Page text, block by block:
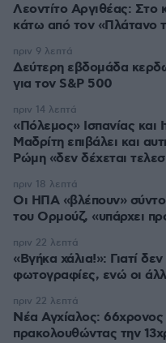
Λεοντίτο Αργιθέας: Στο
κάτω από τον «Πλάτανο
Δεύτερη εβδομάδα
για τον S&P 500
πριν 9 λεπτά
«Πόλεμος» Ισπανίας
Μαδρίτη επιβάλει και
Ρώμη «δεν δέχεται
πριν 14 λεπτά
Οι ΗΠΑ «βλέπουν» σύντομα μια συμφωνία για τα Στενά
του Ορμούζ, «υπάρχει
πριν 18 λεπτά
«Βγήκα χάλια!»: Γιατί
φωτογραφίες, ενώ οι
πριν 22 λεπτά
Νέα Αγχίαλος: 66χρονος
πρακολουθώντας την
πριν 22 λεπτά